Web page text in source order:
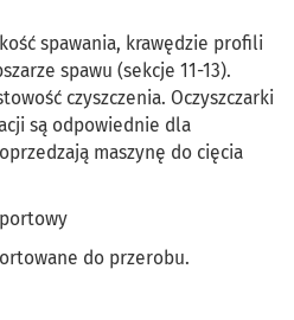
spawania, krawędzie profili
spawu (sekcje 11-13).
czyszczenia. Oczyszczarki
są odpowiednie dla
maszynę do cięcia
do przerobu.